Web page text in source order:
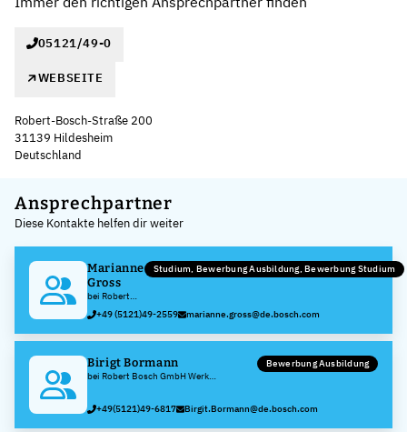
05121/49-0
WEBSEITE
Robert-Bosch-Straße 200
31139 Hildesheim
Deutschland
+
−
Ansprechpartner
Diese Kontakte helfen dir weiter
Marianne
Gross
bei Robert
Bosch GmbH
Werk
Hildesheim
Studium, Bewerbung Ausbildung, Bewerbung Studium
+49 (5121)49-2559 marianne.gross@de.bosch.com
Birigt Bormann
bei Robert Bosch GmbH Werk
Bewerbung Ausbildung
+49(5121)49-6817 Birgit.Bormann@de.bosch.com